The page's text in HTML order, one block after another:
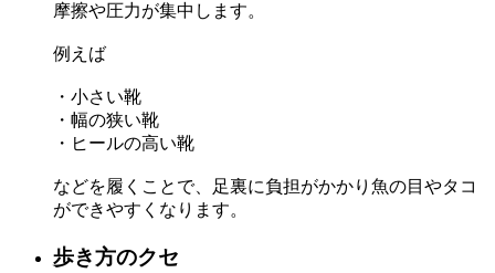
摩擦や圧力が集中します。
例えば
・小さい靴
・幅の狭い靴
・ヒールの高い靴
などを履くことで、足裏に負担がかかり魚の目やタコ
ができやすくなります。
歩き方のクセ